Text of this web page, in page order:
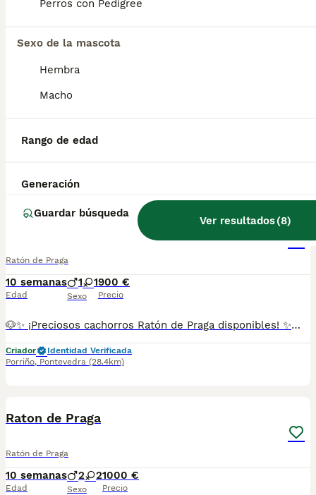
Perros con Pedigree
Sexo de la mascota
Hembra
Macho
Rango de edad
Generación
Guardar búsqueda
Ver resultados(8)
Ratón de Praga
10 semanas
Ratón de Praga
10 semanas
Edad
1 1
Sexo
900 €
Precio
🐶✨ ¡Preciosos cachorros Ratón de Praga disponibles! ✨🐶 💖 Una de las razas más pequeñas y elegantes del mundo. 🏡 Muy cariñosos, inteligentes, juguetones y perfectos para la vida en familia. 🩺 Se entregan sanos, revisados y listos para formar parte de su nuevo hogar. 📸 Fotos y vídeos disponibles sin compromiso. 📲 Más información: 687 482 079 📍 Galicia, Madrid, Valencia, Barcelona, Sevilla, Almería, Pamplona y resto de España.
Criador
Identidad Verificada
Porriño, Pontevedra (28.4km)
Raton de Praga
Ratón de Praga
10 semanas
Edad
2 2
Sexo
1000 €
Precio